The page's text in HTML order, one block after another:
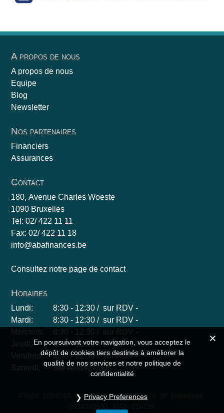
A propos de nous
A propos de nous
Equipe
Blog
Newsletter
Nos partenaires
Financiers
Assurances
Contact
180, Avenue Charles Woeste
1090 Bruxelles
Tel: 02/ 422 11 11
Fax: 02/ 422 11 18
info@abafinances.be
Consultez notre page de contact
Horaires
Lundi:
8:30 - 12:30 / sur RDV -
Mardi:
8:30 - 12:30 / sur RDV -
Mercredi:
8:30 - 12:30 / sur RDV -
Jeudi:
8:30 - 12:30 / 13:30 - 17:00
Vendredi:
8:30 - 12:30 / sur RDV -
Samedi:
Sur rendez-vous
FSMA: 108484A, Banque: 751-2052602-25, N° Entreprise:
En poursuivant votre navigation, vous acceptez le
dépôt de cookies tiers destinés à améliorer la
qualité de nos services et notre politique de
confidentialité
Privacy Preferences